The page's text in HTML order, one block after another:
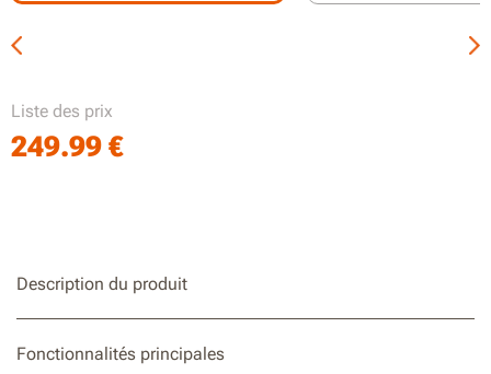
de fixation
transfert de couple optimal
Réglage variable à 2 vitesses
Liste des prix
249.99 €
Description du produit
Fonctionnalités principales